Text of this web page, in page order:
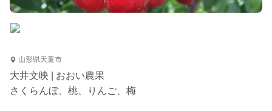
山形県天童市
大井文映 | おおい農果
さくらんぼ、桃、りんご、梅